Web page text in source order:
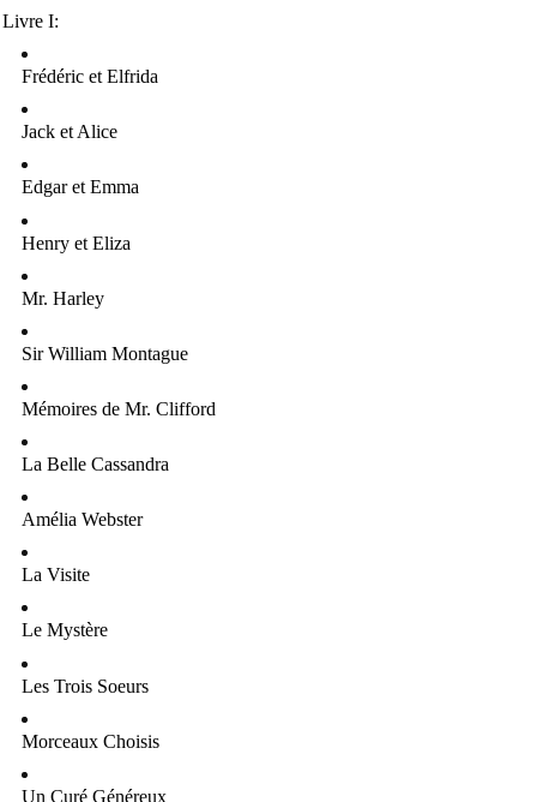
Livre I:
Frédéric et Elfrida
Jack et Alice
Edgar et Emma
Henry et Eliza
Mr. Harley
Sir William Montague
Mémoires de Mr. Clifford
La Belle Cassandra
Amélia Webster
La Visite
Le Mystère
Les Trois Soeurs
Morceaux Choisis
Un Curé Généreux